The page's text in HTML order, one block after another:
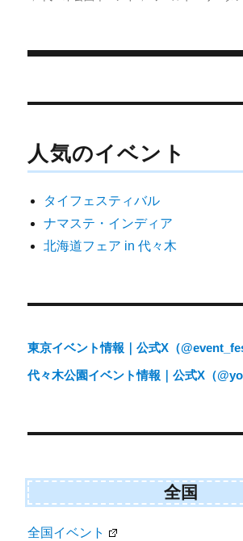
i
r
b
l
稿
ビ
ー
シ
人気のイベント
タイフェスティバル
ナマステ・インディア
北海道フェア in 代々木
東京イベント情報｜公式X（
代々木公園イベント情報｜公式X（
全国
全国イベント